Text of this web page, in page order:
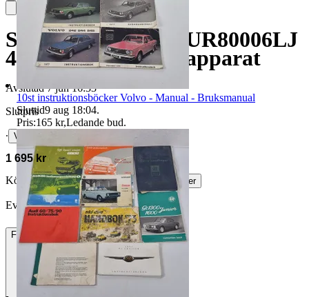
Smart-TV - LG, 50UR80006LJ
4K - 50" tum - TV-apparat
Avslutad 7 jun 16:33
Slutpris
∙ Visa bud
1 695 kr
Köparskydd är valfritt hos företag.
Läs mer
Eva Ulrika N vann auktionen
Frakt 299 kr DSV
10st instruktionsböcker Volvo - Manual - Bruksmanual
Sluttid9 aug 18:04.
Pris:165 kr,Ledande bud.